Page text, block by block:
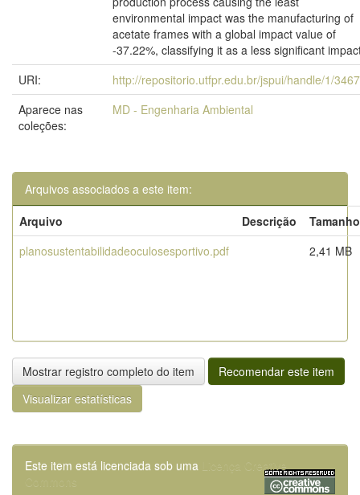
environmental impact was the manufacturing of
acetate frames with a global impact value of
-37.22%, classifying it as a less significant
URI:
http://repositorio.utfpr.edu.br/jspui/handle/1/
Aparece nas
coleções:
MD - Engenharia Ambiental
Arquivos associados a este item:
Arquivo
Descrição
Tamanho
planosustentabilidadeoculosesportivo.pdf
2,41 MB
Mostrar registro completo do item
Recomendar este item
Visualizar estatísticas
Este item está licenciada sob uma
Licença Creative
Commons